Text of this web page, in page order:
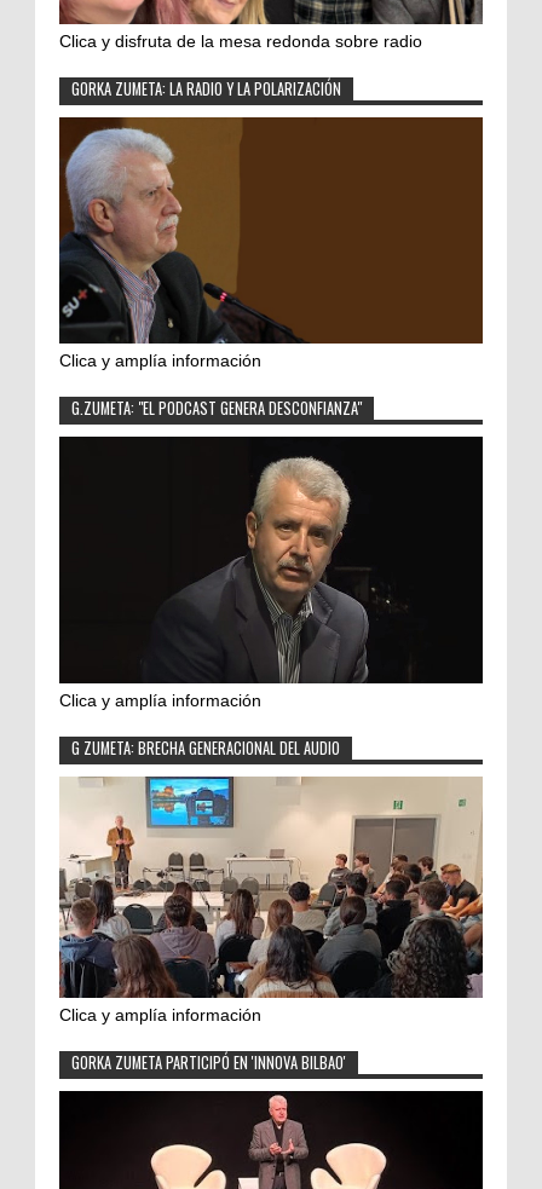
Clica y disfruta de la mesa redonda sobre radio
GORKA ZUMETA: LA RADIO Y LA POLARIZACIÓN
Clica y amplía información
G.ZUMETA: "EL PODCAST GENERA DESCONFIANZA"
Clica y amplía información
G ZUMETA: BRECHA GENERACIONAL DEL AUDIO
Clica y amplía información
GORKA ZUMETA PARTICIPÓ EN 'INNOVA BILBAO'